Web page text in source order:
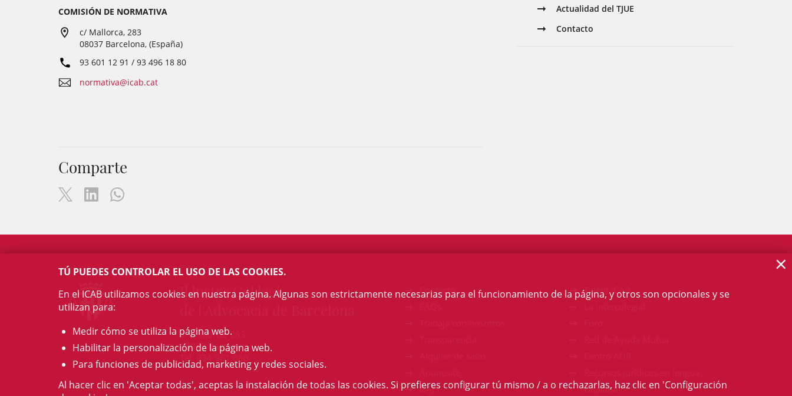
Actualidad del TJUE
Contacto
COMISIÓN DE NORMATIVA
c/ Mallorca, 283
08037 Barcelona, (España)
93 601 12 91 / 93 496 18 80
normativa@icab.cat
Comparte
Il·lustre Col·legi
c/ Mallorca, 283
08037 Barcelona
Tel. 934 961 880
Contacto
GAJ
Talent ICAB
catalana
TÚ PUEDES CONTROLAR EL USO DE LAS COOKIES.
En el ICAB utilizamos cookies en nuestra página. Algunas son estrictamente necesarias para el funcionamiento de la página, y otros son opcionales y se
utilizan para:
Medir cómo se utiliza la página web.
Habilitar la personalización de la página web.
Para funciones de publicidad, marketing y redes sociales.
Al hacer clic en 'Aceptar todas', aceptas la instalación de todas las cookies. Si prefieres configurar tú mismo / a o rechazarlas, haz clic en 'Configuración
×